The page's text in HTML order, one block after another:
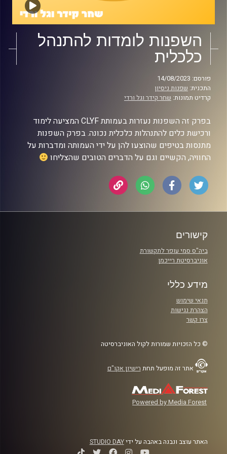
השפנות לומדות להתנהל
כלכלית
פורסם: 14/08/2023
התכנית: שפנות ניסיון
קרדיט תמונות: שחר קידר וגל ורדי
בפרק זה השפנות נעזרות בעמותת CLYF המציעה לימוד
ורכישת כלים להתנהלות כלכלית נכונה. בפרק השפנות
מתנסות בטיפים שהוצעו להן על ידי העמותה ומדברות על
החוויה, הקשיים וגם על הדברים הטובים שהצליחו
קישורים
ביה"ס סמי עופר לתקשורת
אוניברסיטת רייכמן
מידע כללי
תנאי שימוש
הצהרת נגישות
צרו קשר
© כל הזכויות שמורות לקול האוניברסיטה
אתר זה מופעל תחת רישיון אקו"ם
Powered by Media Forest
האתר עוצב ונבנה באהבה על ידיSTUDIO DAY